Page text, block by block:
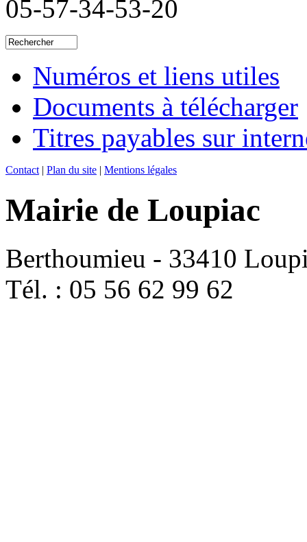
05-57-34-53-20
Numéros et liens utiles
Documents à télécharger
Titres payables sur
Contact | Plan du site | Mentions légales
Mairie de Loupiac
Berthoumieu - 33410
Tél. : 05 56 62 99 62